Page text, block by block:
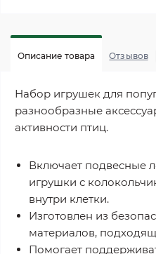
Описание товара Отзывов
Набор игрушек для
разнообразные
активности птиц.
Включает подвесные
игрушки с
внутри клетки.
Изготовлен из
материалов,
Помогает